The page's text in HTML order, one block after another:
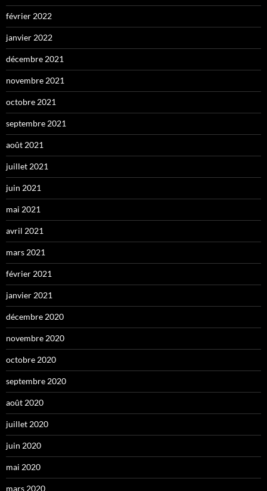
février 2022
janvier 2022
décembre 2021
novembre 2021
octobre 2021
septembre 2021
août 2021
juillet 2021
juin 2021
mai 2021
avril 2021
mars 2021
février 2021
janvier 2021
décembre 2020
novembre 2020
octobre 2020
septembre 2020
août 2020
juillet 2020
juin 2020
mai 2020
mars 2020